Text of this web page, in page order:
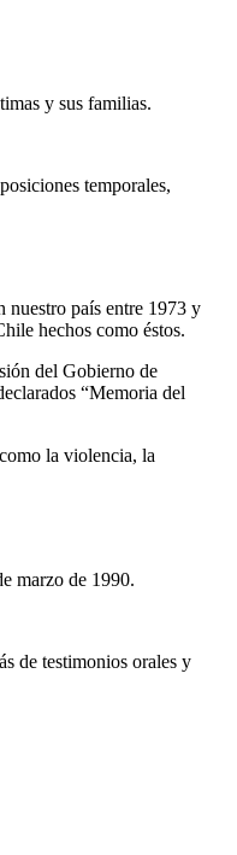
y sus familias.
temporales,
nuestro país entre 1973 y
hechos como éstos.
del Gobierno de
“Memoria del
la violencia, la
marzo de 1990.
de testimonios orales y